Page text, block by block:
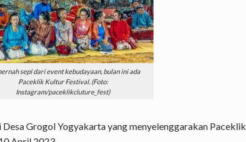
sepi dari event kebudayaan, bulan ini ada
Paceklik Kultur Festival. (Foto:
Instagram/paceklikcluture_fest)
Grogol Yogyakarta yang menyelenggarakan Paceklik